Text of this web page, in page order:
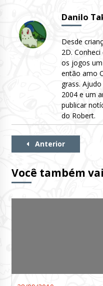
Danilo
Desde
2D.
os jogos
então amo
grass.
2004 e um
publicar
do Robert.
Continue
Anterior
Você também